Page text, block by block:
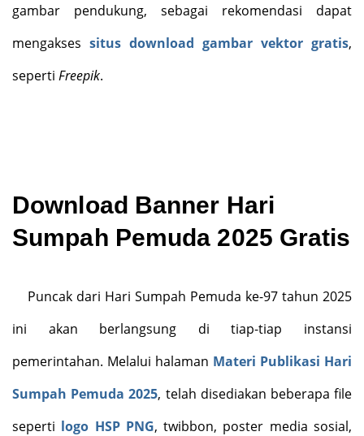
gambar pendukung, sebagai rekomendasi dapat
mengakses situs download gambar vektor gratis,
seperti Freepik.
Download Banner Hari
Sumpah Pemuda 2025 Gratis
Puncak dari Hari Sumpah Pemuda ke-97 tahun 2025
ini akan berlangsung di tiap-tiap instansi
pemerintahan. Melalui halaman Materi Publikasi Hari
Sumpah Pemuda 2025, telah disediakan beberapa file
seperti logo HSP PNG, twibbon, poster media sosial,